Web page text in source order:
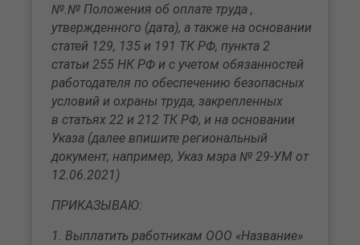
№.№ Положения об оплате труда ,
утвержденного (дата), а также на основании
статей 129, 135 и 191 ТК РФ, пункта 2
статьи 255 НК РФ и с учетом обязанностей
работодателя по обеспечению безопасных
условий и охраны труда, закрепленных
в статьях 22 и 212 ТК РФ, и на основании
Указа (далее впишите региональный
документ, например, Указ мэра № 29-УМ от
12.06.2021)
ПРИКАЗЫВАЮ:
1. Выплатить работникам ООО «Название»